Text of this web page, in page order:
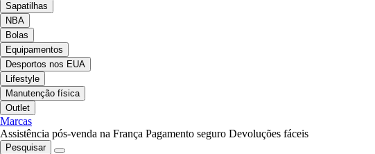
Sapatilhas
NBA
Bolas
Equipamentos
Desportos nos EUA
Lifestyle
Manutenção física
Outlet
Marcas
Assistência pós-venda na França Pagamento seguro Devoluções fáceis
Pesquisar